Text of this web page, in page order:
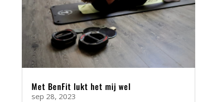
Met BenFit lukt het mij wel
sep 28, 2023